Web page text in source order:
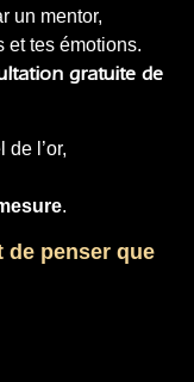
un mentor,
et tes émotions.
gratuite de
l’or,
.
de penser que